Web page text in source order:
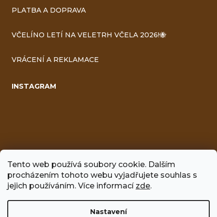
Tento web používá soubory cookie. Dalším
procházením tohoto webu vyjadřujete souhlas s
jejich používáním. Více informací zde.
Nastavení
PLATBA A DOPRAVA
VČELÍNO LETÍ NA VELETRH VČELA 2026!🐝
VRÁCENÍ A REKLAMACE
INSTAGRAM
FACEBOOK